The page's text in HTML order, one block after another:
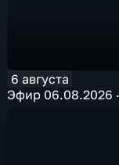
6 августа
Эфир 06.08.2026